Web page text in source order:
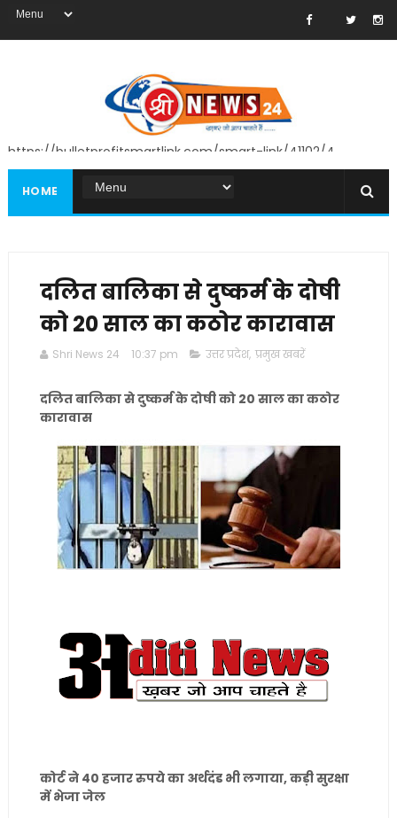
https://bulletprofitsmartlink.com/smart-link/41102/4
HOME
दलित बालिका से दुष्कर्म के दोषी
को 20 साल का कठोर कारावास
Shri News 24 10:37 pm उत्तर प्रदेश, प्रमुख खबरें
दलित बालिका से दुष्कर्म के दोषी को 20 साल का कठोर
कारावास
कोर्ट ने 40 हजार रुपये का अर्थदंड भी लगाया, कड़ी सुरक्षा
में भेजा जेल